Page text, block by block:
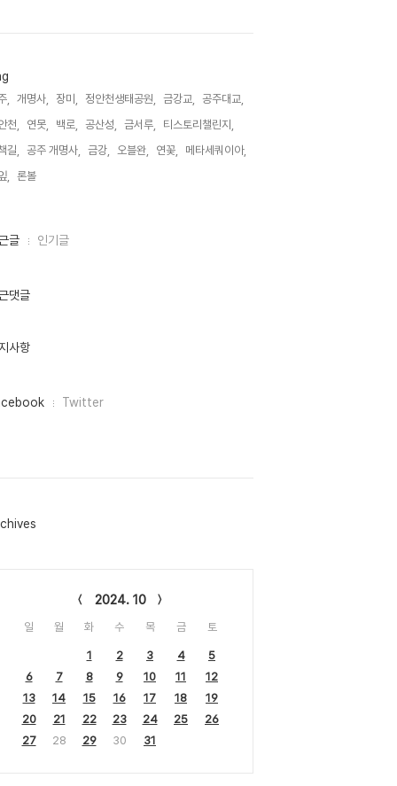
, 개명사, 장미, 정안천생태공원, 금강교,
공주대교,
천,
연못, 백로, 공산성, 금서루,
티스토리챌린지,
길,
공주 개명사, 금강, 오블완, 연꽃,
메타세쿼이아,
,
론볼,
글 인기글
댓글
사항
Twitter
2024. 10
일 월 화 수 목 금 토
1 2 3 4
5
6
7 8 9 10 11
12
13
14 15 16 17 18
19
20
21 22 23 24 25
26
27
28 29 30 31